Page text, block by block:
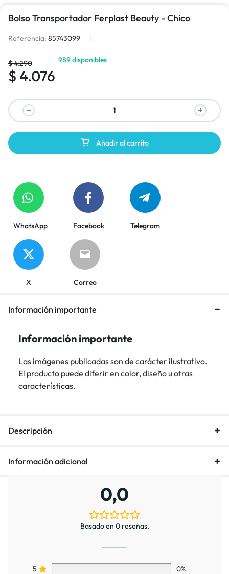
Bolso Transportador Ferplast Beauty - Chico
Referencia: 85743099
$4.290
$ 4.076
989 disponibles
Añadir al carrito
WhatsApp Facebook Telegram
X Correo
Información importante
Información importante
Las imágenes publicadas son de carácter ilustrativo.
El producto puede diferir en color, diseño u otras
características.
Descripción
Información adicional
0,0
Basado en 0 reseñas.
5
0%